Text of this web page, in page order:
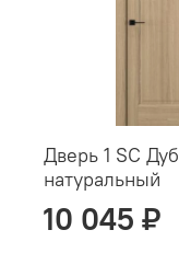
Дверь 1 SC Дуб
натуральный
10 045 ₽